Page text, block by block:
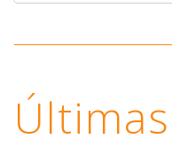
Últimas